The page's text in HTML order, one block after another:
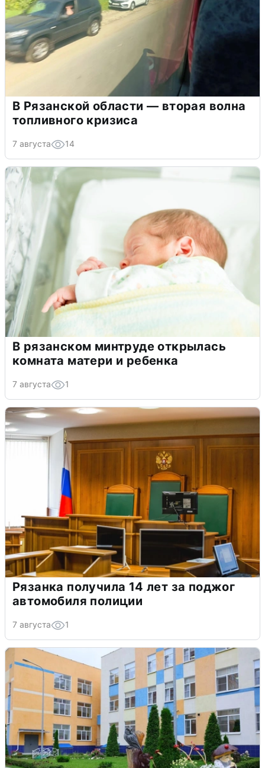
В Рязанской области — вторая волна
топливного кризиса
7 августа 14
В рязанском минтруде открылась
комната матери и ребенка
7 августа 1
Рязанка получила 14 лет за поджог
автомобиля полиции
7 августа 1